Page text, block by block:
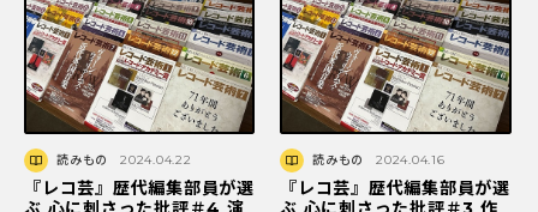
読みもの 2024.04.22
『レコ芸』歴代編集部員が選
読みもの 2024.04.16
『レコ芸』歴代編集部員が選